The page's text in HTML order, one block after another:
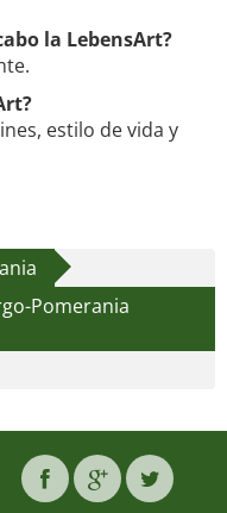
la LebensArt?
estilo de vida y
Pomerania